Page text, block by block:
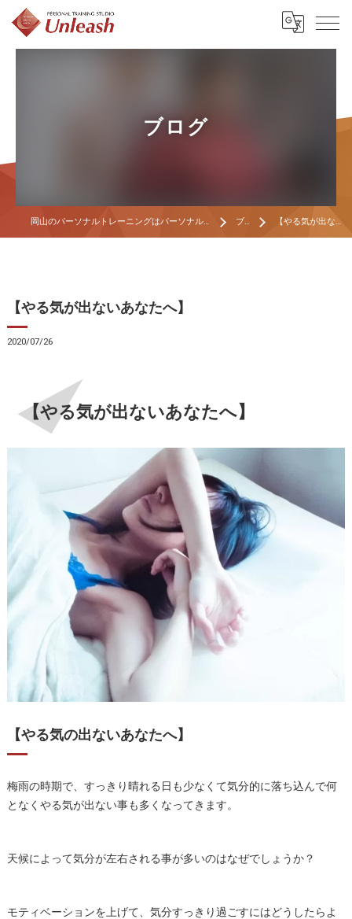
ブログ
岡山のパーソナルトレーニングはパーソナルトレーニングスタジオ Unleash ブログ 【やる気が出ないあなたへ】
【やる気が出ないあなたへ】
2020/07/26
【やる気が出ないあなたへ】
【やる気の出ないあなたへ】
梅雨の時期で、すっきり晴れる日も少なくて気分的に落ち込んで何
となくやる気が出ない事も多くなってきます。
天候によって気分が左右される事が多いのはなぜでしょうか？
モティベーションを上げて、気分すっきり過ごすにはどうしたらよ